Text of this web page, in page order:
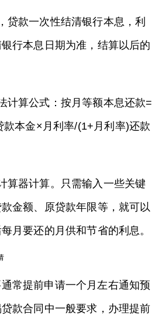
贷款一次性结清银行本息，利
行本息日期为准，结算以后的
计算公式：按月等额本息还款=
本金×月利率/(1+月利率)还款
算器计算。只需输入一些关键
金额、原贷款年限等，就可以
月要还的月供和节省的利息。
常提前申请一个月左右通知预
款合同中一般要求，办理提前